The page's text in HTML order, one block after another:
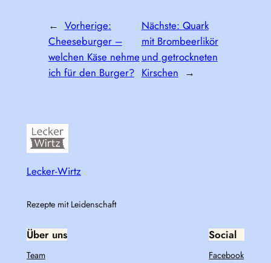
← Vorherige:
Cheeseburger –
welchen Käse nehme
ich für den Burger?
Nächste: Quark
mit Brombeerlikör
und getrockneten
Kirschen →
Lecker-Wirtz
Rezepte mit Leidenschaft
Über uns
Team
Social
Facebook